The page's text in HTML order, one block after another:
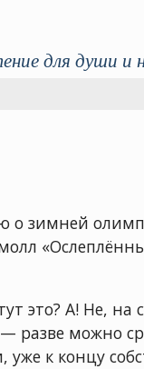
для души и
о зимней
это? А! Не, на
разве можно
к концу